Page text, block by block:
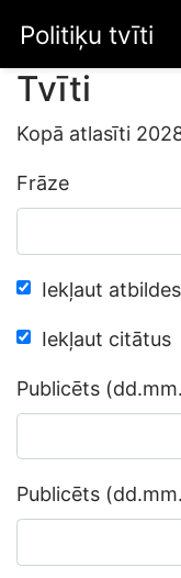
Politiķu tvīti
Tvīti
Kopā atlasīti
Frāze
Iekļaut atbildes
Iekļaut citātus
Publicēts
Publicēts